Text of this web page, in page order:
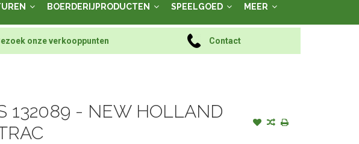
BOERDERIJPRODUCTEN SPEELGOED MEER
onze verkooppunten Contact
132089 - NEW HOLLAND